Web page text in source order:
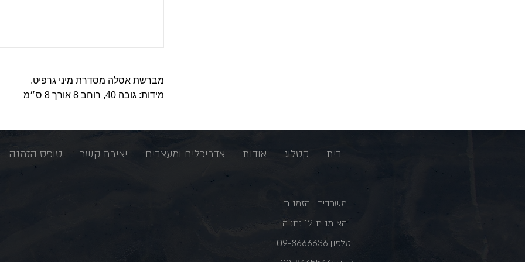
מברשת אסלה מסדרת מיני גרפיט.
מידות: גובה 40, רוחב 8 אורך 8 ס״מ
בית קטלוג אודות אדריכלים ומעצבים יצירת קשר טופס הזמנה
משרדים והזמנות
האומנות 12 נתניה
טלפון:09-8666636